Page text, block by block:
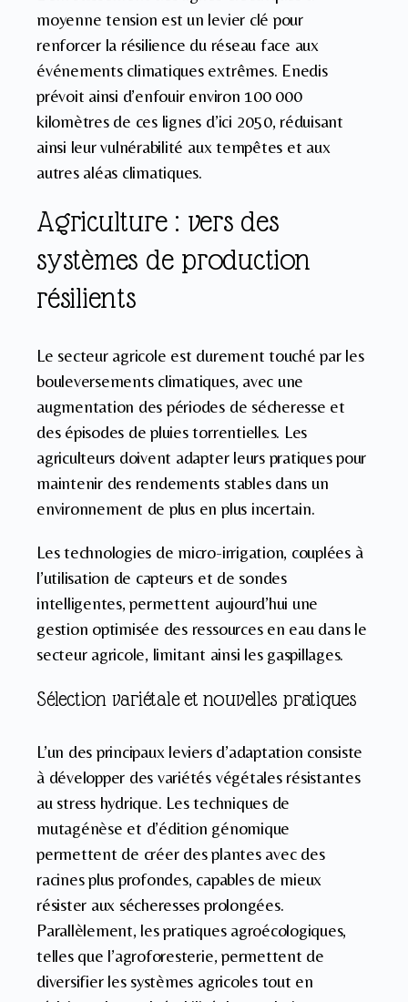
moyenne tension est un levier clé pour
renforcer la résilience du réseau face aux
événements climatiques extrêmes. Enedis
prévoit ainsi d’enfouir environ 100 000
kilomètres de ces lignes d’ici 2050, réduisant
ainsi leur vulnérabilité aux tempêtes et aux
autres aléas climatiques.
Agriculture : vers des
systèmes de production
résilients
Le secteur agricole est durement touché par les
bouleversements climatiques, avec une
augmentation des périodes de sécheresse et
des épisodes de pluies torrentielles. Les
agriculteurs doivent adapter leurs pratiques pour
maintenir des rendements stables dans un
environnement de plus en plus incertain.
Les technologies de micro-irrigation, couplées à
l’utilisation de capteurs et de sondes
intelligentes, permettent aujourd’hui une
gestion optimisée des ressources en eau dans le
secteur agricole, limitant ainsi les gaspillages.
Sélection variétale et nouvelles pratiques
L’un des principaux leviers d’adaptation consiste
à développer des variétés végétales résistantes
au stress hydrique. Les techniques de
mutagénèse et d’édition génomique
permettent de créer des plantes avec des
racines plus profondes, capables de mieux
résister aux sécheresses prolongées.
Parallèlement, les pratiques agroécologiques,
telles que l’agroforesterie, permettent de
diversifier les systèmes agricoles tout en